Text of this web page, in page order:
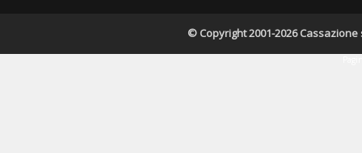
© Copyright 2001-2026 Cassazione